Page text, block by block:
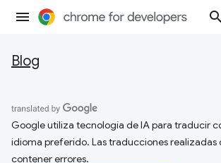
Blog
Google utiliza tecnología de IA para traducir
idioma preferido. Las traducciones realizadas
contener errores.